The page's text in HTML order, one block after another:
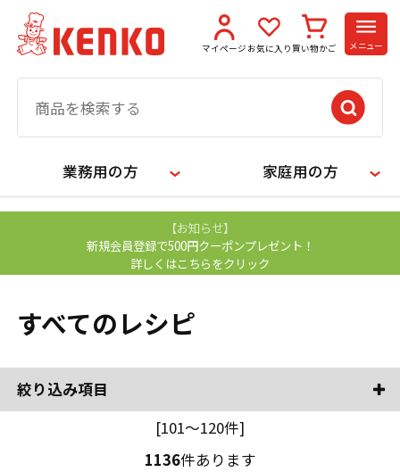
マイページ お気に入り 買い物かご メニュー
業務用の方 家庭用の方
【お知らせ】
新規会員登録で500円クーポンプレゼント！
詳しくはこちらをクリック
すべてのレシピ
絞り込み項目
[101～120件]
1136件あります